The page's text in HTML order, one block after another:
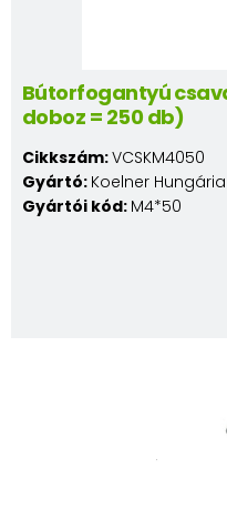
Bútorfogantyú
doboz = 250 db)
Cikkszám:VCSKM4050
Gyártó: Koelner Hungária
Gyártói kód: M4*50